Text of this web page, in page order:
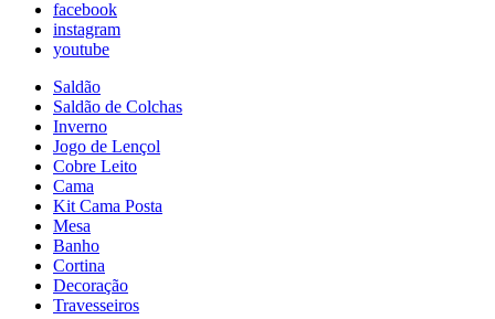
facebook
instagram
youtube
Saldão
Saldão de Colchas
Inverno
Jogo de Lençol
Cobre Leito
Cama
Kit Cama Posta
Mesa
Banho
Cortina
Decoração
Travesseiros